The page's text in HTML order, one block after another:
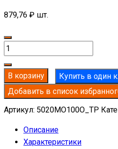
879,76 ₽ шт.
Количество
товара
Отвод
базальтовый
D20-
T50
100
В корзину
Купить в один
Добавить в список
Артикул: 5020MO100O_TP
Описание
Характеристики